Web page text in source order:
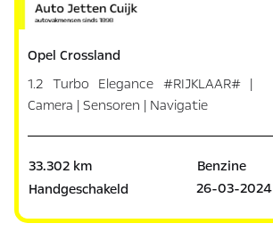
Opel Crossland
1.2 Turbo Elegance #RIJKLAAR# |
Camera | Sensoren | Navigatie
33.302 km
Benzine
Handgeschakeld
26-03-2024